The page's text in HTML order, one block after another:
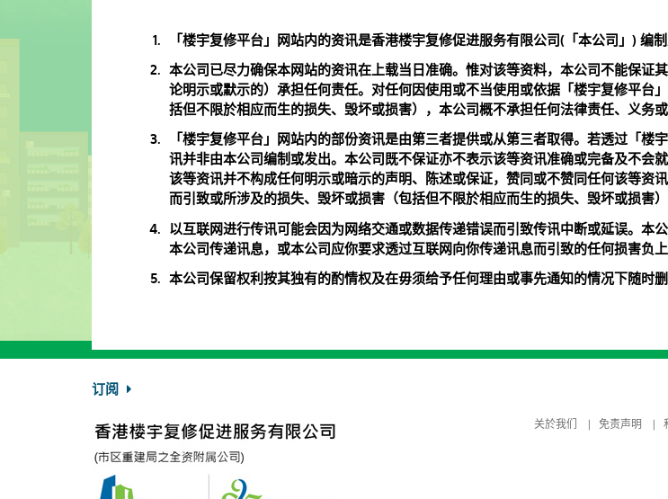
「楼宇复修平台」网站内的资讯是香港楼宇复修促进服务有限公司(「本公司」) 编
本公司已尽力确保本网站的资讯在上载当日准确。惟对该等资料，本公司不能保证
论明示或默示的）承担任何责任。对任何因使用或不当使用或依据「楼宇复修平台
括但不限於相应而生的损失、毁坏或损害），本公司概不承担任何法律责任、义务或
「楼宇复修平台」网站内的部份资讯是由第三者提供或从第三者取得。若透过「
讯并非由本公司编制或发出。本公司既不保证亦不表示该等资讯准确或完备及不会
该等资讯并不构成任何明示或暗示的声明、陈述或保证，赞同或不赞同任何该等资
而引致或所涉及的损失、毁坏或损害（包括但不限於相应而生的损失、毁坏或损害
以互联网进行传讯可能会因为网络交通或数据传递错误而引致传讯中断或延误。本
本公司传递讯息，或本公司应你要求透过互联网向你传递讯息而引致的任何损害负上
本公司保留权利按其独有的酌情权及在毋须给予任何理由或事先通知的情况下随时
订阅
关於我们 免责声明